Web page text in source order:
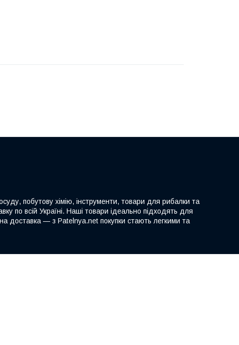
побутову хімію, інструменти, товари для рибалки та
по всій Україні. Наші товари ідеально підходять для
доставка — з Patelnya.net покупки стають легкими та